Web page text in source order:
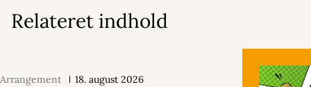
Relateret indhold
Arrangement 18. august 2026